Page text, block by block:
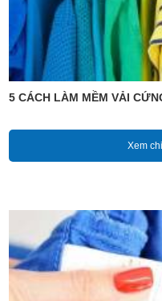
5 CÁCH LÀM MỀM VẢI
Xem